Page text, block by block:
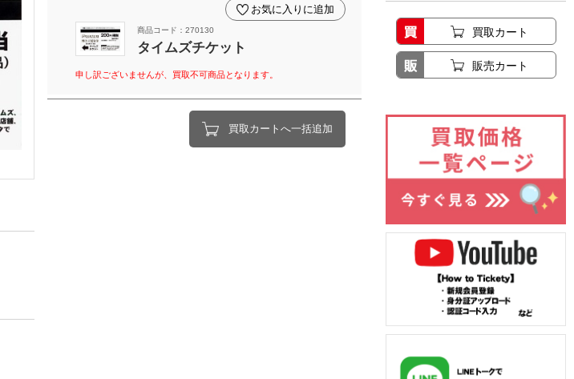
商品コード：270130
タイムズチケット
お気に入りに追加
申し訳ございませんが、買取不可商品となります。
買取カートへ一括追加
買取カート
販売カート